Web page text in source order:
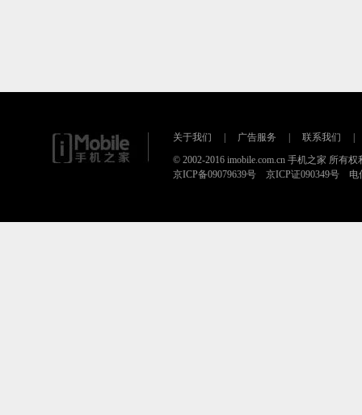
关于我们 广告服务 联系我们
© 2002-2016 imobile.com.cn 手机之家 所有权
京ICP备09079639号 京ICP证090349号 电